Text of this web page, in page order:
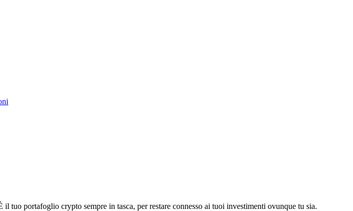
portafoglio crypto sempre in tasca, per restare connesso ai tuoi investimenti ovunque tu sia.